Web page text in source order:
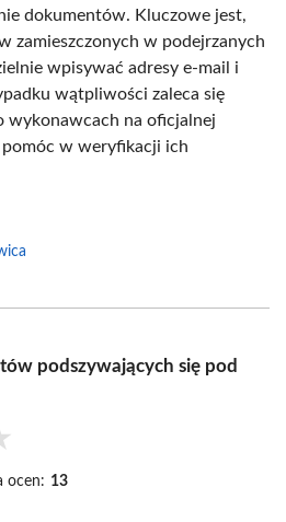
dokumentów. Kluczowe jest,
zamieszczonych w podejrzanych
wpisywać adresy e-mail i
wątpliwości zaleca się
wykonawcach na oficjalnej
w weryfikacji ich
podszywających się pod
ocen: 13